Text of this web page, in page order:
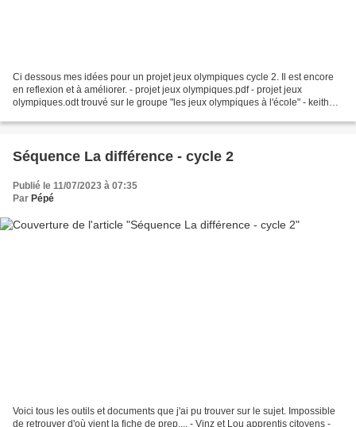
Ci dessous mes idées pour un projet jeux olympiques cycle 2. Il est encore
en reflexion et à améliorer. - projet jeux olympiques.pdf - projet jeux
olympiques.odt trouvé sur le groupe "les jeux olympiques à l'école" - keith
Séquence La différence - cycle 2
Publié le 11/07/2023 à 07:35
Par Pépé
Voici tous les outils et documents que j'ai pu trouver sur le sujet. Impossible
de retrouver d'où vient la fiche de prep.... - Vinz et Lou apprentis citoyens -